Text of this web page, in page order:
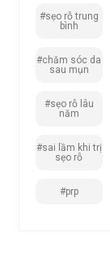
#sẹo rỗ trung
bình
#chăm sóc da
sau mụn
#sẹo rỗ lâu
năm
#sai lầm khi trị
sẹo rỗ
#prp